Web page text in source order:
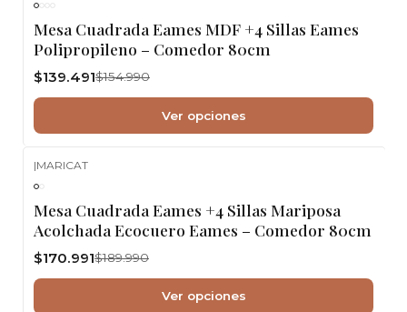
Mesa Cuadrada Eames MDF +4 Sillas Eames
Polipropileno – Comedor 80cm
$139.491$154.990
Ver opciones
|MARICAT
Mesa Cuadrada Eames +4 Sillas Mariposa
Acolchada Ecocuero Eames – Comedor 80cm
$170.991$189.990
Ver opciones